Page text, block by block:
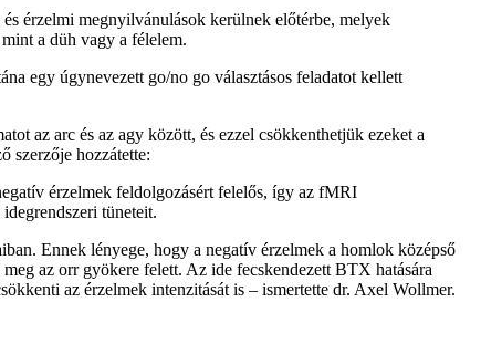
érzelmi megnyilvánulások kerülnek előtérbe, melyek
a düh vagy a félelem.
egy úgynevezett go/no go választásos feladatot kellett
az arc és az agy között, és ezzel csökkenthetjük ezeket a
szerzője hozzátette:
érzelmek feldolgozásért felelős, így az fMRI
tüneteit.
Ennek lényege, hogy a negatív érzelmek a homlok középső
az orr gyökere felett. Az ide fecskendezett BTX hatására
az érzelmek intenzitását is – ismertette dr. Axel Wollmer.